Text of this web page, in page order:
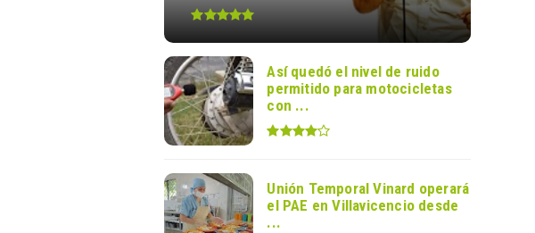
Así quedó el nivel de ruido
permitido para motocicletas
con ...
Unión Temporal Vinard operará
el PAE en Villavicencio desde
...